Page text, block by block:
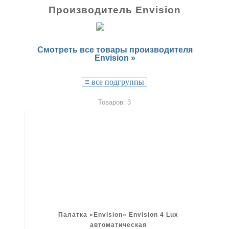
Производитель Envision
Смотреть все товары производителя
Envision »
≡ все подгруппы
Товаров: 3
Палатка «Envision» Envision 4 Lux
автоматическая